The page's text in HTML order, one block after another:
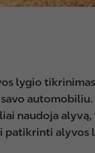
lygio
automobiliu.
naudoja
patikrinti alyvos